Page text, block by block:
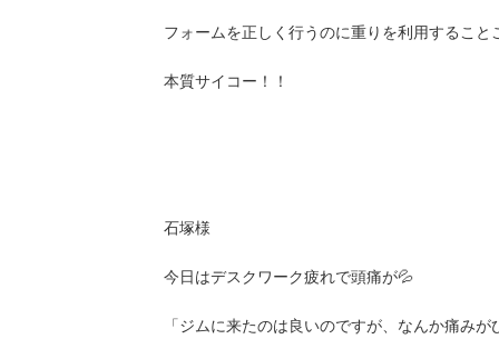
フォームを正しく行うのに重りを利用すること
本質サイコー！！
石塚様
今日はデスクワーク疲れで頭痛が💦
「ジムに来たのは良いのですが、なんか痛みが